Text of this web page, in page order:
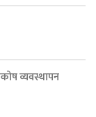
व्यवस्थापन